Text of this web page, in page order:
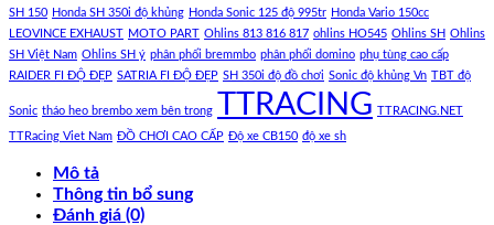
SH 150 Honda SH 350i độ khủng Honda Sonic 125 độ 995tr Honda Vario 150cc
LEOVINCE EXHAUST MOTO PART Ohlins 813 816 817 ohlins HO545 Ohlins SH Ohlins
SH Việt Nam Ohlins SH ý phân phối bremmbo phân phối domino phụ tùng cao cấp
RAIDER FI ĐỘ ĐẸP SATRIA FI ĐỘ ĐẸP SH 350i độ đồ chơi Sonic độ khủng Vn TBT độ
Sonic tháo heo brembo xem bên trong TTRACING TTRACING.NET
TTRacing Viet Nam ĐỒ CHƠI CAO CẤP Độ xe CB150 độ xe sh
Mô tả
Thông tin bổ sung
Đánh giá (0)